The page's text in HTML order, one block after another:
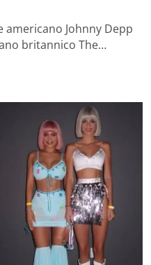
americano Johnny Depp
britannico The…